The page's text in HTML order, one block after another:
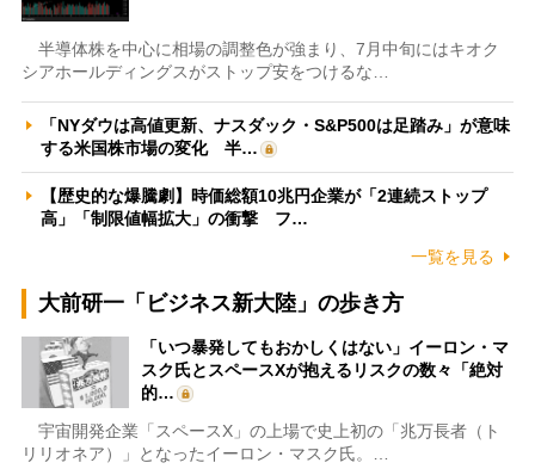
半導体株を中心に相場の調整色が強まり、7月中旬にはキオク
シアホールディングスがストップ安をつけるな…
「NYダウは高値更新、ナスダック・S&P500は足踏み」が意味
する米国株市場の変化 半…
【歴史的な爆騰劇】時価総額10兆円企業が「2連続ストップ
高」「制限値幅拡大」の衝撃 フ…
一覧を見る
大前研一「ビジネス新大陸」の歩き方
「いつ暴発してもおかしくはない」イーロン・マ
スク氏とスペースXが抱えるリスクの数々「絶対
的…
宇宙開発企業「スペースX」の上場で史上初の「兆万長者（ト
リリオネア）」となったイーロン・マスク氏。…